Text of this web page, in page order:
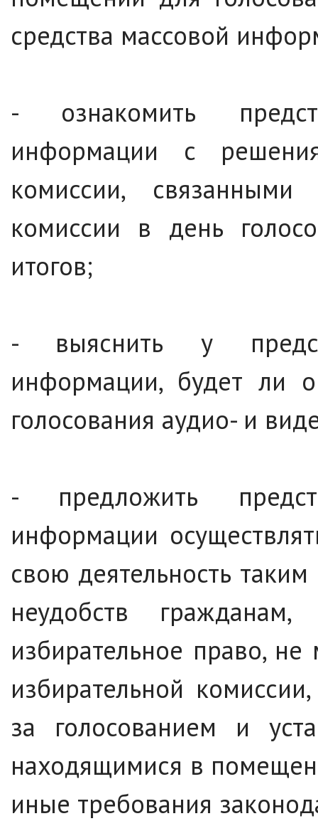
средства массовой
- ознакомить
информации с
комиссии, связанными
комиссии в день
итогов;
- выяснить у
информации, будет ли
голосования аудио- и
- предложить
информации
свою деятельность
неудобств
избирательное право,
избирательной
за голосованием и
находящимися в
иные требования